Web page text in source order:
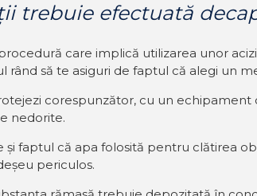
trebuie efectuată
care implică utilizarea unor
rând să te asiguri de faptul că alegi un
corespunzător, cu un echipament
nedorite.
și faptul că apa folosită pentru clătirea
periculos.